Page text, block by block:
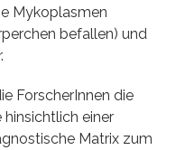
Mykoplasmen
befallen) und
ForscherInnen die
einer
Matrix zum